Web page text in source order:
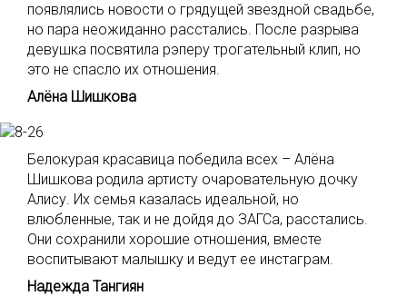
появлялись новости о грядущей звездной свадьбе,
но пара неожиданно расстались. После разрыва
девушка посвятила рэперу трогательный клип, но
это не спасло их отношения.
Алёна Шишкова
Белокурая красавица победила всех – Алёна
Шишкова родила артисту очаровательную дочку
Алису. Их семья казалась идеальной, но
влюбленные, так и не дойдя до ЗАГСа, расстались.
Они сохранили хорошие отношения, вместе
воспитывают малышку и ведут ее инстаграм.
Надежда Тангиян